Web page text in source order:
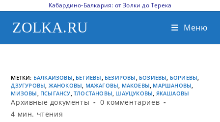
Кабардино-Балкария: от Золки до Терека
ZOLKA.RU Меню
МЕТКИ: БАЛКАИЗОВЫ, БЕГИЕВЫ, БЕЗИРОВЫ, БОЗИЕВЫ, БОРИЕВЫ,
ДЗУГУРОВЫ, ЖАНОКОВЫ, МАЖАГОВЫ, МАКОЕВЫ, МАРШАНОВЫ,
МИЗОВЫ, ПСЫГАНСУ, ТЛОСТАНОВЫ, ШАУЦУКОВЫ, ЯКАШАОВЫ
Архивные документы
0 комментариев
4 мин. чтения